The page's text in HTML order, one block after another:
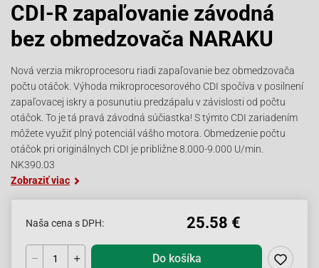
CDI-R zapaľovanie závodná
bez obmedzovača NARAKU
Nová verzia mikroprocesoru riadi zapaľovanie bez obmedzovača
počtu otáčok. Výhoda mikroprocesorového CDI spočíva v posilnení
zapaľovacej iskry a posunutiu predzápalu v závislosti od počtu
otáčok. To je tá pravá závodná súčiastka! S týmto CDI zariadením
môžete využiť plný potenciál vášho motora. Obmedzenie počtu
otáčok pri originálnych CDI je približne 8.000-9.000 U/min.
NK390.03
Zobraziť viac
Naša cena s DPH: 25.58 €
Do košíka